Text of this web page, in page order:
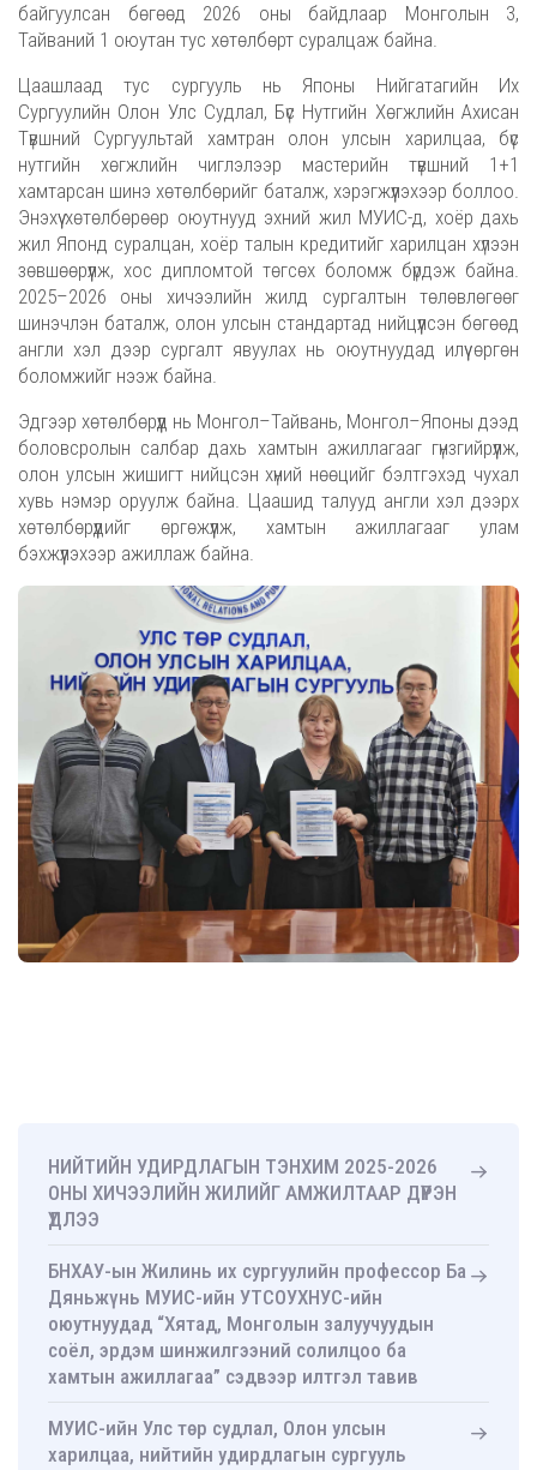
НИЙТИЙН УДИРДЛАГЫН ТЭНХИМ 2025-2026
ОНЫ ХИЧЭЭЛИЙН ЖИЛИЙГ АМЖИЛТААР ДҮҮРЭН
ҮДЛЭЭ
БНХАУ-ын Жилинь их сургуулийн профессор Ба
Дяньжүнь МУИС-ийн УТСОУХНУС-ийн
оюутнуудад “Хятад, Монголын залуучуудын
соёл, эрдэм шинжилгээний солилцоо ба
хамтын ажиллагаа” сэдвээр илтгэл тавив
МУИС-ийн Улс төр судлал, Олон улсын
харилцаа, нийтийн удирдлагын сургууль
байгуулсан бөгөөд 2026 оны байдлаар Монголын 3,
Тайваний 1 оюутан тус хөтөлбөрт суралцаж байна.
Цаашлаад тус сургууль нь Японы Нийгатагийн Их
Сургуулийн Олон Улс Судлал, Бүс Нутгийн Хөгжлийн Ахисан
Түвшний Сургуультай хамтран олон улсын харилцаа, бүс
нутгийн хөгжлийн чиглэлээр мастерийн түвшний 1+1
хамтарсан шинэ хөтөлбөрийг баталж, хэрэгжүүлэхээр боллоо.
Энэхүү хөтөлбөрөөр оюутнууд эхний жил МУИС-д, хоёр дахь
жил Японд суралцан, хоёр талын кредитийг харилцан хүлээн
зөвшөөрүүлж, хос дипломтой төгсөх боломж бүрдэж байна.
2025–2026 оны хичээлийн жилд сургалтын төлөвлөгөөг
шинэчлэн баталж, олон улсын стандартад нийцүүлсэн бөгөөд
англи хэл дээр сургалт явуулах нь оюутнуудад илүү өргөн
боломжийг нээж байна.
Эдгээр хөтөлбөрүүд нь Монгол–Тайвань, Монгол–Японы дээд
боловсролын салбар дахь хамтын ажиллагааг гүнзгийрүүлж,
олон улсын жишигт нийцсэн хүний нөөцийг бэлтгэхэд чухал
хувь нэмэр оруулж байна. Цаашид талууд англи хэл дээрх
хөтөлбөрүүдийг өргөжүүлж, хамтын ажиллагааг улам
бэхжүүлэхээр ажиллаж байна.